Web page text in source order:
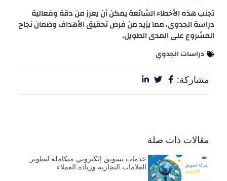
تجنب هذه الأخطاء الشائعة يمكن أن يعزز من دقة وفعالية
دراسة الجدوى، مما يزيد من فرص تحقيق الأهداف وضمان نجاح
المشروع على المدى الطويل.
دراسات الجدوي
مشاركة:
مقالات ذات صلة
خدمات تسويق إلكتروني متكاملة لتطوير
العلامات التجارية وزيادة العملاء